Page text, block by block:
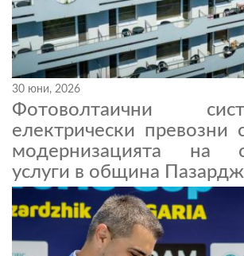
30 юни, 2026
Фотоволтаични
електрически превозни
модернизацията на
услуги в община